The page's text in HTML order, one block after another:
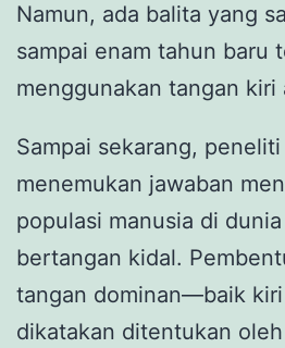
Namun, ada balita yang
sampai enam tahun baru
menggunakan tangan kiri
Sampai sekarang,
menemukan jawaban
populasi manusia di
bertangan kidal.
tangan dominan—baik
dikatakan ditentukan